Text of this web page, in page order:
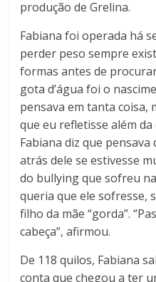
produção de Grelina.
Fabiana foi operada há
perder peso sempre
formas antes de
gota d’água foi o
pensava em tanta coisa,
que eu refletisse além
Fabiana diz que
atrás dele se estivesse
do bullying que sofreu
queria que ele sofresse,
filho da mãe “gorda”.
cabeça”, afirmou.
De 118 quilos, Fabiana
conta que chegou a ter